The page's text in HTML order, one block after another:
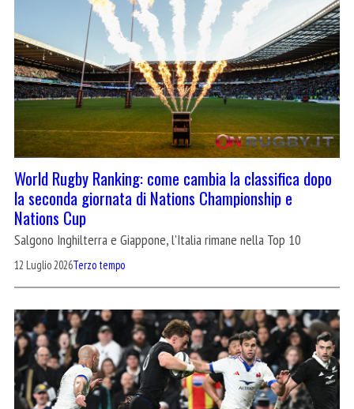
World Rugby Ranking: come cambia la classifica dopo
la seconda giornata di Nations Championship e
Nations Cup
Salgono Inghilterra e Giappone, l'Italia rimane nella Top 10
12 Luglio 2026Terzo tempo